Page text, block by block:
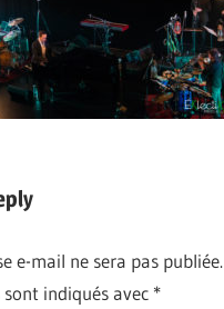
e-mail ne sera pas publiée.
indiqués avec *